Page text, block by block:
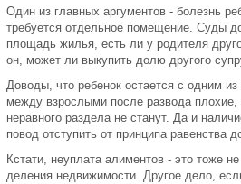
Один из главных аргументов - болезнь
требуется отдельное помещение. Суды
площадь жилья, есть ли у родителя
он, может ли выкупить долю другого
Доводы, что ребенок остается с одним
между взрослыми после развода плохие,
неравного раздела не станут. Да и
повод отступить от принципа равенства
Кстати, неуплата алиментов - это тоже
деления недвижимости. Другое дело,